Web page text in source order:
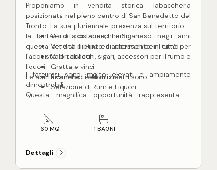
Proponiamo in vendita storica Tabaccheria
posizionata nel pieno centro di San Benedetto del
Tronto. La sua pluriennale presenza sul territorio e
la fantastica posizione, hanno reso negli anni
questa attività il punto di riferimento in città per
l'acquisto di tabacchi, sigari, accessori per il fumo e
liquori.
Le abilitazione ed i servizi offerti sono:
Vendita di Tabacchi e Sigari
Vendita di Pipe ed accessori per il fumo
Valori bollati
Gratta e vinci
Ricariche telefoniche
Selezione di Rum e Liquori
I fatturati sono molto elevati e ampiamente
dimostrabili.
Questa magnifica opportunità rappresenta la
sfidante carriera imprenditoriale di sicuro
successo.
60 MQ 1 BAGNI
Dettagli